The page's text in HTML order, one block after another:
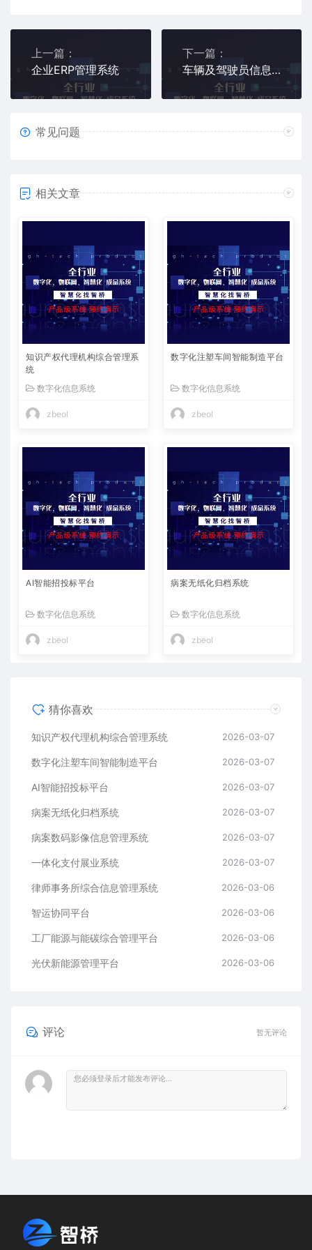
上一篇：
企业ERP管理系统
下一篇：
车辆及驾驶员信息管理系统
常见问题
相关文章
知识产权代理机构综合管理系
统
数字化信息系统
zbeol
数字化注塑车间智能制造平台
数字化信息系统
zbeol
AI智能招投标平台
数字化信息系统
zbeol
病案无纸化归档系统
数字化信息系统
zbeol
猜你喜欢
知识产权代理机构综合管理系统 2026-03-07
数字化注塑车间智能制造平台 2026-03-07
AI智能招投标平台 2026-03-07
病案无纸化归档系统 2026-03-07
病案数码影像信息管理系统 2026-03-07
一体化支付展业系统 2026-03-07
律师事务所综合信息管理系统 2026-03-06
智运协同平台 2026-03-06
工厂能源与能碳综合管理平台 2026-03-06
光伏新能源管理平台 2026-03-06
评论 暂无评论